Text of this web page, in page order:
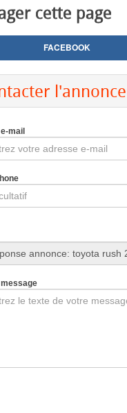
cette page
FACEBOOK
mail